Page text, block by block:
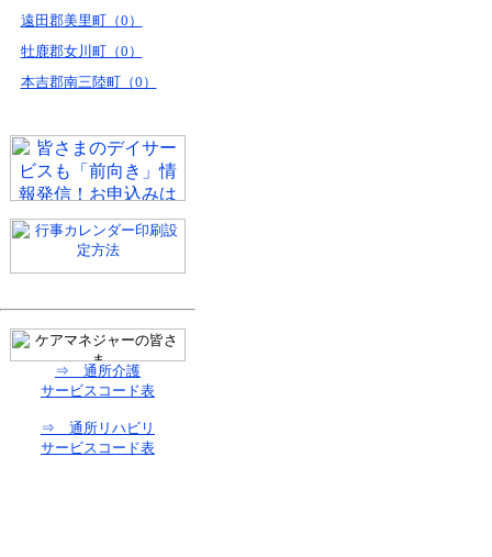
遠田郡美里町（0）
牡鹿郡女川町（0）
本吉郡南三陸町（0）
⇒ 通所介護
サービスコード表
⇒ 通所リハビリ
サービスコード表